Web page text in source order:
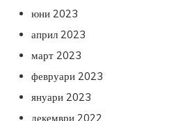
юни 2023
април 2023
март 2023
февруари 2023
януари 2023
декември 2022